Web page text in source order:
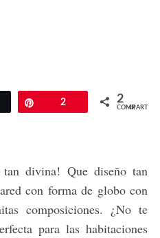
2 2
COMPARTIR
divina! Que diseño tan
con forma de globo con
composiciones. ¿No te
para las habitaciones